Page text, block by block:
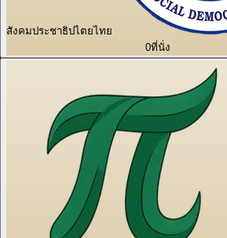
สังคมประชาธิปไตยไทย
0ที่นั่ง